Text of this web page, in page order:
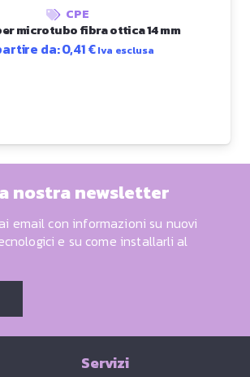
CPE
microtubo fibra ottica 14 mm
da:0,41€Iva esclusa
nostra newsletter
email con informazioni su nuovi
e su come installarli al
Servizi